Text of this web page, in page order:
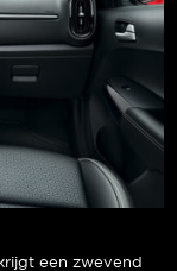
een zwevend